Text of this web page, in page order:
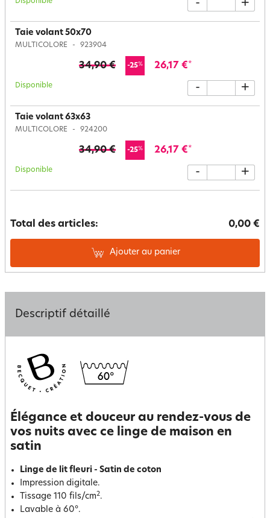
- +
Taie volant 50x70
MULTICOLORE 923904
34,90 € -25% 26,17 €*
Disponible - +
Taie volant 63x63
MULTICOLORE 924200
34,90 € -25% 26,17 €*
Disponible - +
Total des articles: 0,00 €
Ajouter au panier
Descriptif détaillé
Élégance et douceur au rendez-vous de
vos nuits avec ce linge de maison en
satin
Linge de lit fleuri - Satin de coton
Impression digitale.
Tissage 110 fils/cm2.
Lavable à 60°.